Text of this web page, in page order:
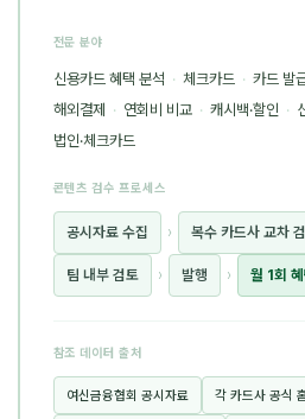
전문 분야
신용카드 혜택 분석 · 체크카드 · 카드 발
해외결제 · 연회비 비교 · 캐시백·할인 ·
법인·체크카드
콘텐츠 검수 프로세스
공시자료 수집 › 복수 카드사 교차
팀 내부 검토 › 발행 › 월 1회
참조 데이터 출처
여신금융협회 공시자료 각 카드사 공식